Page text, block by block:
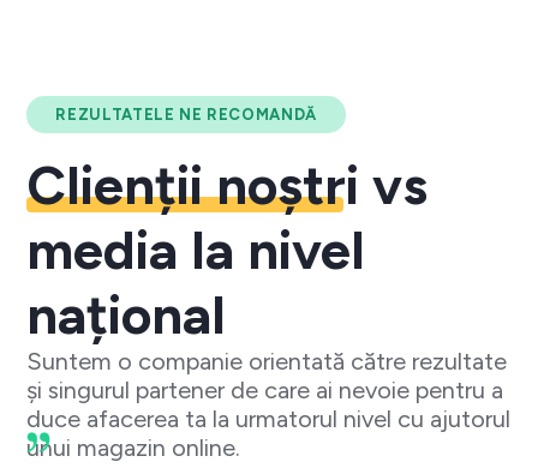
REZULTATELE NE RECOMANDĂ
Clienții noștri vs
media la nivel
național
Suntem o companie orientată către rezultate
și singurul partener de care ai nevoie pentru a
duce afacerea ta la urmatorul nivel cu ajutorul
unui magazin online.